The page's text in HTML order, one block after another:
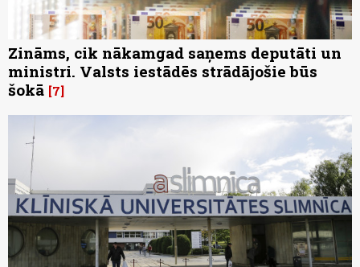
Zināms, cik nākamgad saņems deputāti un
ministri. Valsts iestādēs strādājošie būs
šokā 7